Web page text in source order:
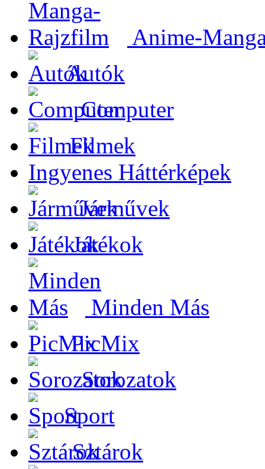
Anime-
Autók
Computer
Filmek
Ingyenes Háttérképek
Járművek
Játékok
Minden Más
PicMix
Sorozatok
Sport
Sztárok